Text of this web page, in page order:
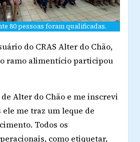
80 pessoas foram qualificadas.
do CRAS Alter do Chão,
ramo alimentício participou
Alter do Chão e me inscrevi
ele me traz um leque de
Todos os
como etiquetar,